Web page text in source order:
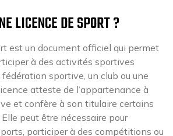
LICENCE DE SPORT ?
est un document officiel qui permet
à des activités sportives
sportive, un club ou une
atteste de l’appartenance à
et confère à son titulaire certains
peut être nécessaire pour
participer à des compétitions ou